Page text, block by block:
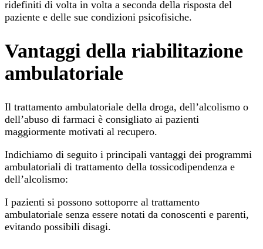
ridefiniti di volta in volta a seconda della risposta del
paziente e delle sue condizioni psicofisiche.
Vantaggi della riabilitazione
ambulatoriale
Il trattamento ambulatoriale della droga, dell’alcolismo o
dell’abuso di farmaci è consigliato ai pazienti
maggiormente motivati al recupero.
Indichiamo di seguito i principali vantaggi dei programmi
ambulatoriali di trattamento della tossicodipendenza e
dell’alcolismo:
I pazienti si possono sottoporre al trattamento
ambulatoriale senza essere notati da conoscenti e parenti,
evitando possibili disagi.